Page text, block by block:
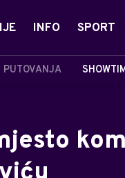
INFO SPORT
PUTOVANJA